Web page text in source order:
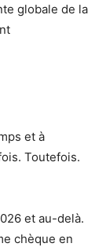
globale de la
et à
Toutefois.
et au-delà.
chèque en